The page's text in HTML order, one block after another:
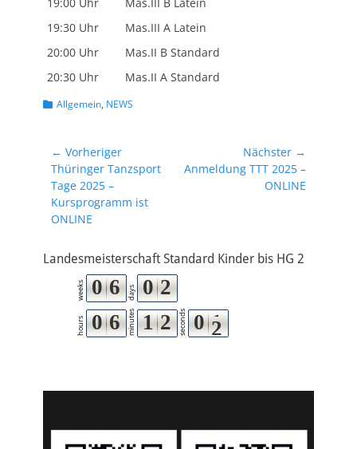
19:30 Uhr
Mas.III A Latein
20:00 Uhr
Mas.II B Standard
20:30 Uhr
Mas.II A Standard
Kategorien
Allgemein, NEWS
Beitragsnavigation
← Vorheriger
Vorheriger
Beitrag:
Thüringer Tanzsport
Tage 2025 –
Kursprogramm ist
ONLINE
Nächster →
Nächster
Anmeldung TTT 2025 –
ONLINE
Landesmeisterschaft Standard Kinder bis HG 2
weeks 0 6 days 0 2
hours 0 6 minutes 1 2 seconds 0 1